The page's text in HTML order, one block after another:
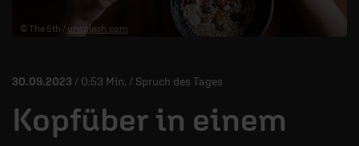
MITMACHEN
ÜBER UNS
© The 5th / unsplash.com
30.09.2023 / 0:53 Min. / Spruch des Tages
Kopfüber in einem